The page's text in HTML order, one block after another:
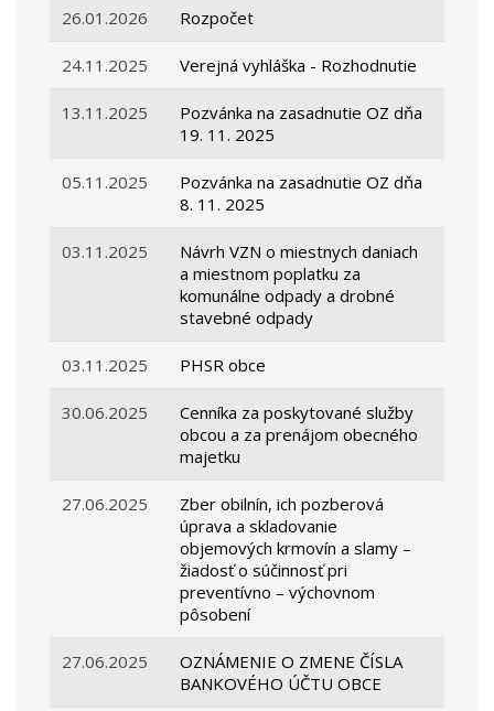
26.01.2026 Rozpočet
24.11.2025 Verejná vyhláška - Rozhodnutie
13.11.2025
Pozvánka na zasadnutie OZ dňa
19. 11. 2025
05.11.2025
Pozvánka na zasadnutie OZ dňa
8. 11. 2025
03.11.2025
Návrh VZN o miestnych daniach
a miestnom poplatku za
komunálne odpady a drobné
stavebné odpady
03.11.2025 PHSR obce
30.06.2025
Cenníka za poskytované služby
obcou a za prenájom obecného
majetku
27.06.2025
Zber obilnín, ich pozberová
úprava a skladovanie
objemových krmovín a slamy –
žiadosť o súčinnosť pri
preventívno – výchovnom
pôsobení
27.06.2025
OZNÁMENIE O ZMENE ČÍSLA
BANKOVÉHO ÚČTU OBCE